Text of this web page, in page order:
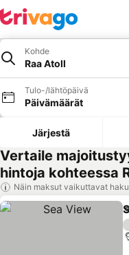
Kohde
Raa Atoll
Tulo-/lähtöpäivä
Päivämäärät
Järjestä
Vertaile
hintoja kohteessa
Näin maksut vaikuttavat